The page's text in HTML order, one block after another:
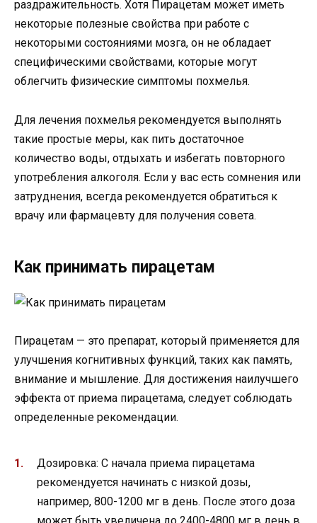
раздражительность. Хотя Пирацетам может иметь
некоторые полезные свойства при работе с
некоторыми состояниями мозга, он не обладает
специфическими свойствами, которые могут
облегчить физические симптомы похмелья.
Для лечения похмелья рекомендуется выполнять
такие простые меры, как пить достаточное
количество воды, отдыхать и избегать повторного
употребления алкоголя. Если у вас есть сомнения или
затруднения, всегда рекомендуется обратиться к
врачу или фармацевту для получения совета.
Как принимать пирацетам
Пирацетам — это препарат, который применяется для
улучшения когнитивных функций, таких как память,
внимание и мышление. Для достижения наилучшего
эффекта от приема пирацетама, следует соблюдать
определенные рекомендации.
Дозировка: С начала приема пирацетама
рекомендуется начинать с низкой дозы,
например, 800-1200 мг в день. После этого доза